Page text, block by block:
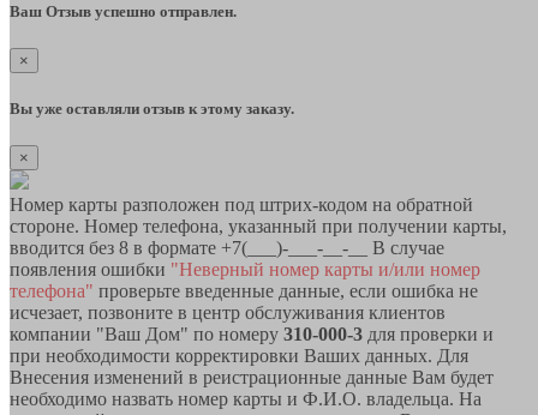
Ваш Отзыв успешно отправлен.
×
Вы уже оставляли отзыв к этому заказу.
×
Номер карты разположен под штрих-кодом на обратной
стороне. Номер телефона, указанный при получении карты,
вводится без 8 в формате +7(___)-___-__-__ В случае
появления ошибки "Неверный номер карты и/или номер
телефона" проверьте введенные данные, если ошибка не
исчезает, позвоните в центр обслуживания клиентов
компании "Ваш Дом" по номеру 310-000-3 для проверки и
при необходимости корректировки Ваших данных. Для
Внесения изменений в реистрационные данные Вам будет
необходимо назвать номер карты и Ф.И.О. владельца. На